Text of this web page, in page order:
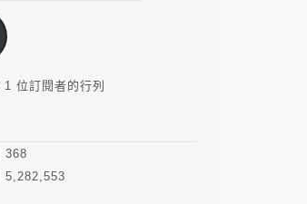
位訂閱者的行列
368
5,282,553